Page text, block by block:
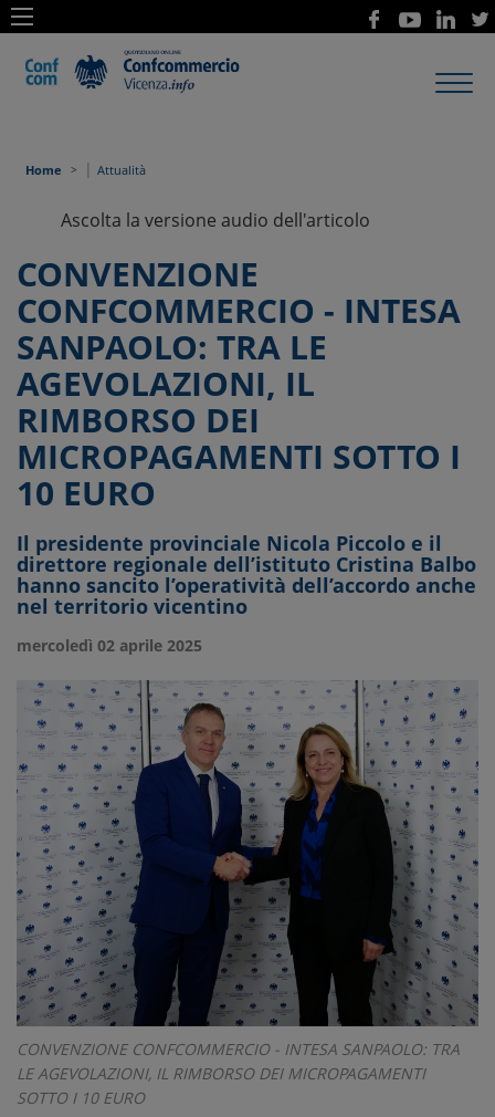
Home | Attualità
Ascolta la versione audio dell'articolo
CONVENZIONE
CONFCOMMERCIO - INTESA
SANPAOLO: TRA LE
AGEVOLAZIONI, IL
RIMBORSO DEI
MICROPAGAMENTI SOTTO I
10 EURO
Il presidente provinciale Nicola Piccolo e il
direttore regionale dell’istituto Cristina Balbo
hanno sancito l’operatività dell’accordo anche
nel territorio vicentino
mercoledì 02 aprile 2025
CONVENZIONE CONFCOMMERCIO - INTESA SANPAOLO: TRA
LE AGEVOLAZIONI, IL RIMBORSO DEI MICROPAGAMENTI
SOTTO I 10 EURO